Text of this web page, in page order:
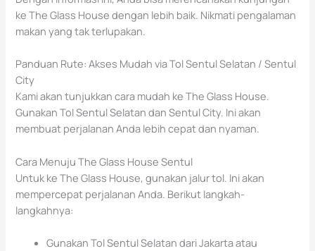
ke The Glass House dengan lebih baik. Nikmati pengalaman
makan yang tak terlupakan.
Panduan Rute: Akses Mudah via Tol Sentul Selatan / Sentul
City
Kami akan tunjukkan cara mudah ke The Glass House.
Gunakan Tol Sentul Selatan dan Sentul City. Ini akan
membuat perjalanan Anda lebih cepat dan nyaman.
Cara Menuju The Glass House Sentul
Untuk ke The Glass House, gunakan jalur tol. Ini akan
mempercepat perjalanan Anda. Berikut langkah-
langkahnya:
Gunakan Tol Sentul Selatan dari Jakarta atau